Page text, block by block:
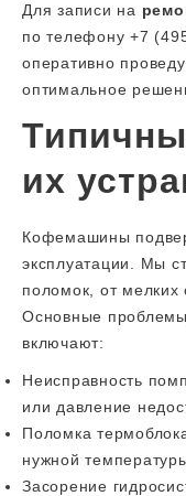
Для записи на
по телефону +7
оперативно
оптимальное
их
Кофемашины
эксплуатации. Мы
поломок, от мелких
Основные
включают:
Неисправность
или давление
Поломка
нужной
Засорение